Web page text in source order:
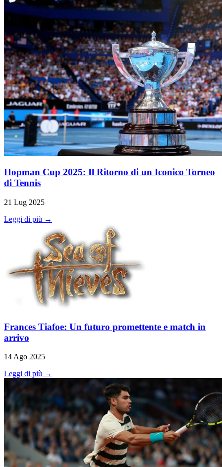
Hopman Cup 2025: Il Ritorno di un Iconico Torneo
di Tennis
21 Lug 2025
Leggi di più →
Frances Tiafoe: Un futuro promettente e match in
arrivo
14 Ago 2025
Leggi di più →